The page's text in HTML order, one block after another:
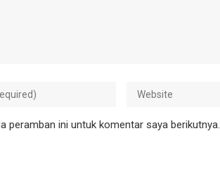
peramban ini untuk komentar saya berikutnya.